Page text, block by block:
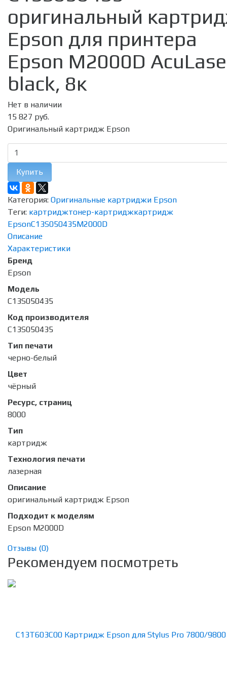
оригинальный
Epson для принтера
Epson M2000D
black, 8к
Нет в наличии
15 827 руб.
Оригинальный картридж Epson
Купить
Категория: Оригинальные картриджи Epson
Теги: картриджтонер-картриджкартридж
EpsonC13S050435M2000D
Описание
Характеристики
Бренд
Epson
Модель
C13S050435
Код производителя
C13S050435
Тип печати
черно-белый
Цвет
чёрный
Ресурс, страниц
8000
Тип
картридж
Технология печати
лазерная
Описание
оригинальный картридж Epson
Подходит к моделям
Epson M2000D
Отзывы (0)
Рекомендуем посмотреть